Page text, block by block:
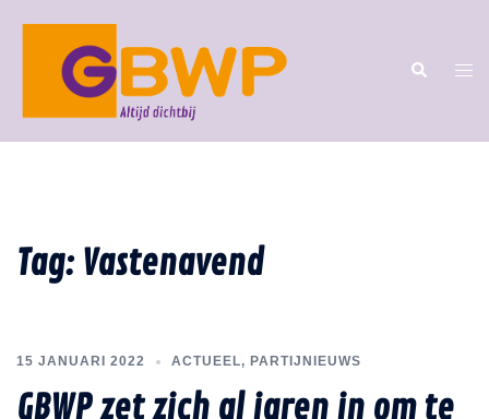
Tag: Vastenavend
15 JANUARI 2022 ACTUEEL, PARTIJNIEUWS
GBWP zet zich al jaren in om te